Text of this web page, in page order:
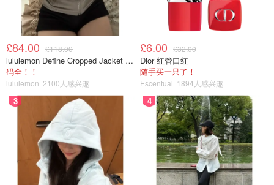
£84.00 £118.00
lululemon Define Cropped Jacket Nulu 短款夹克
码全！！
lululemon 2100人感兴趣
£6.00 £32.00
Dior 红管口红
随手买一只了！
Escentual 1894人感兴趣
3 4